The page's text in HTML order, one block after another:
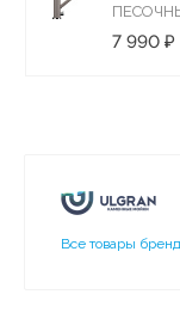
7 990 ₽
Все товары